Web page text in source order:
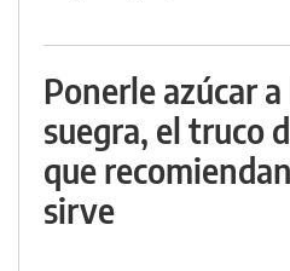
Ponerle azúcar
suegra, el truco
que
sirve